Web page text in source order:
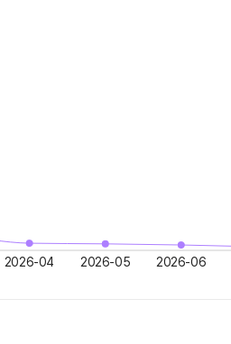
2026-04 2026-05 2026-06